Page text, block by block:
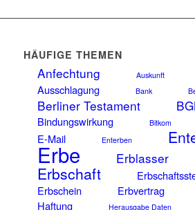
HÄUFIGE THEMEN
Anfechtung Auskunft
Ausschlagung
Bank
Berliner Testament
Bindungswirkung Bitkom
E-Mail Enterben
Erbe Erblasser
Erbschaft
Erbschein
Erbvertrag
Haftung
Herausgabe Daten